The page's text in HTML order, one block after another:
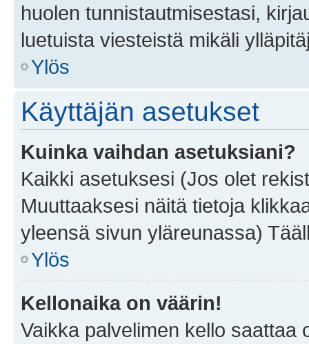
huolen tunnistautmisestasi,
luetuista viesteistä mikäli
Ylös
Käyttäjän asetukset
Kuinka vaihdan asetuksiani?
Kaikki asetuksesi (Jos olet
Muuttaaksesi näitä tietoja
yleensä sivun yläreunassa)
Ylös
Kellonaika on väärin!
Vaikka palvelimen kello saattaa